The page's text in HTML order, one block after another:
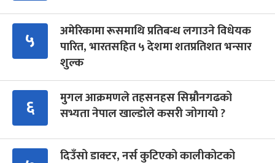
५
अमेरिकामा रूसमाथि प्रतिबन्ध लगाउने विधेयक
पारित, भारतसहित ५ देशमा शतप्रतिशत भन्सार
शुल्क
६
मुगल आक्रमणले तहसनहस सिम्रौनगढको
सभ्यता नेपाल खाल्डोले कसरी जोगायो ?
दिउँसो डाक्टर, नर्स कुटिएको कालीकोटको